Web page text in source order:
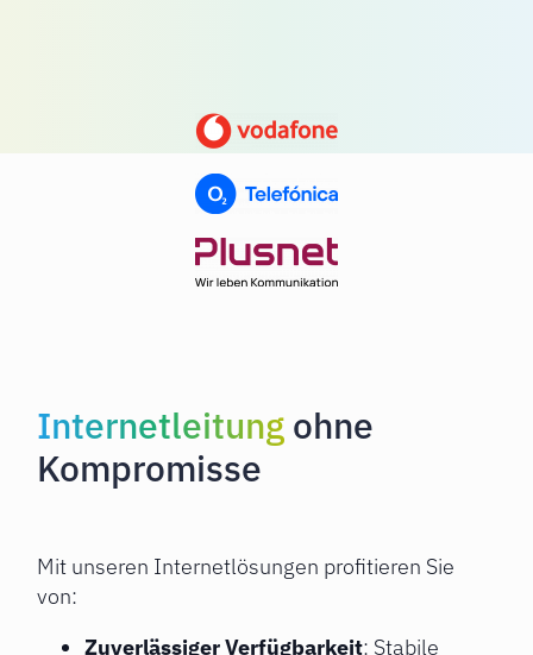
Internetleitung ohne
Kompromisse
Mit unseren Internetlösungen profitieren Sie
von:
Zuverlässiger Verfügbarkeit: Stabile